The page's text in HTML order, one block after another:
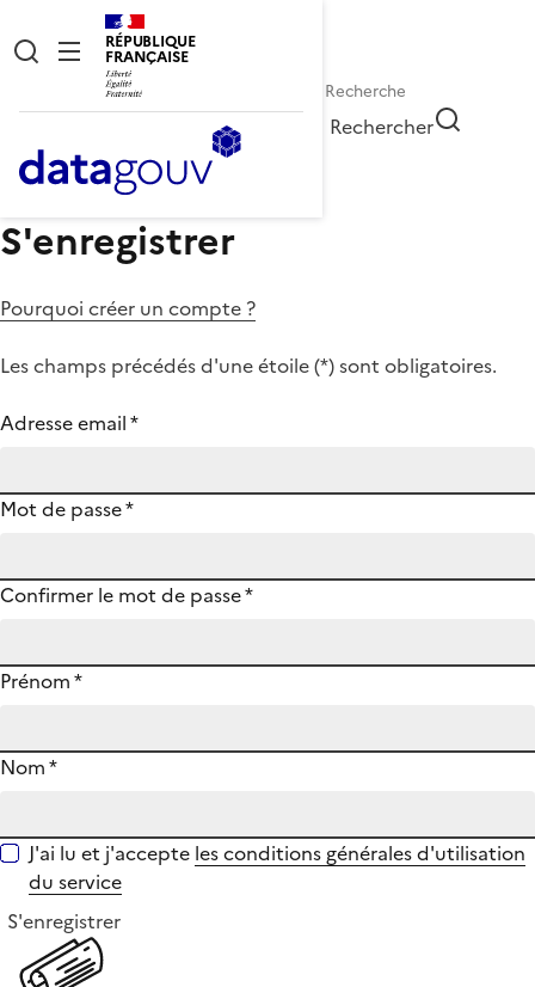
RÉPUBLIQUE
FRANÇAISE
Rechercher
S'enregistrer
Pourquoi créer un compte ?
Les champs précédés d'une étoile (*) sont obligatoires.
Adresse email*
Mot de passe*
Confirmer le mot de passe*
Prénom*
Nom*
J'ai lu et j'accepte les conditions générales d'utilisation
du service
S'enregistrer